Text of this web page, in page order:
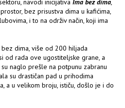
navodi inicijativaIma bez dima,
bez prisustva dima u kafićima,
i to na održiv način, koji ima
dima, više od 200 hiljada
od rada ove ugostiteljske grane, a
naglo prešle na potpunu zabranu
su drastičan pad u prihodima
a u velikom broju, ističu, došlo je i do